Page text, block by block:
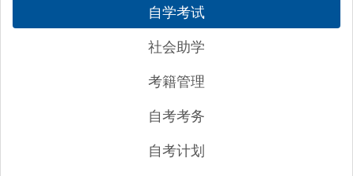
自学考试
社会助学
考籍管理
自考考务
自考计划